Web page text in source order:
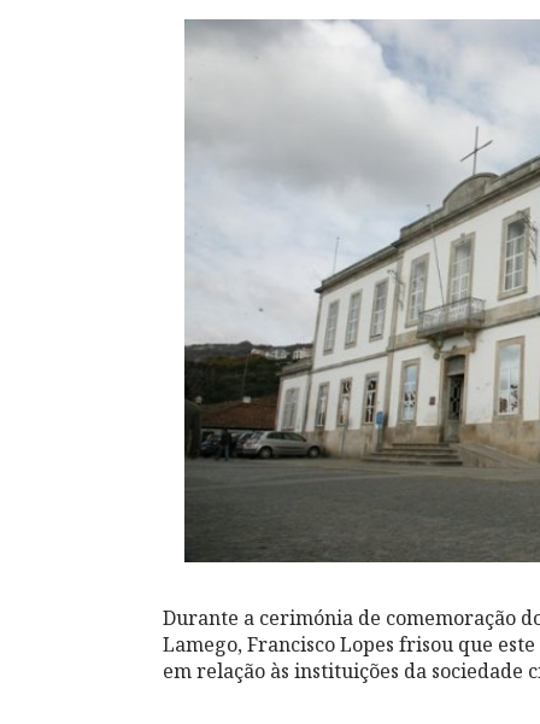
Durante a cerimónia de comemoração
Lamego, Francisco Lopes frisou que
em relação às instituições da sociedade